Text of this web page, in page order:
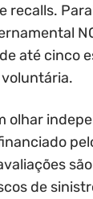
recalls.
até cinco
olhar
de